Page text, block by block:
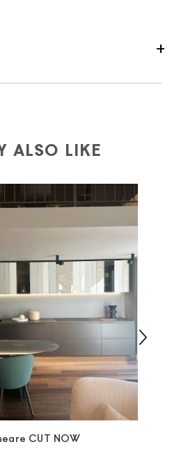
couriers for furniture
soon as your product is
out. In case you do not find
ex-works. You can arrange
us for a specific quotation.
ALSO LIKE
CUT NOW